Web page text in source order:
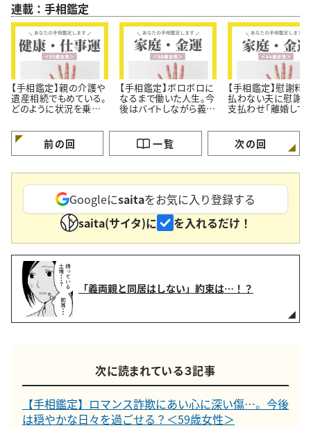
連載：手相鑑定
【手相鑑定】親の介護や
遺産相続でもめている。
どのように状況を乗り
女性＞
【手相鑑定】ボロボロに
なるまで働いた人生。今
後はバイトしながら義母
50歳女性＞
【手相鑑定】慰謝料
払わない夫に慰謝
支払わせ「離婚して
歳女性＞
前の回 一覧 次の回
Googleにsaitaをお気に入り登録する
saita(サイタ)に
を入れるだけ！
「義両親と同居はしない」約束は…！？
次に読まれている３記事
【手相鑑定】ロマンス詐欺にあい心に深い傷…。今後
は穏やかな日々を過ごせる？＜59歳女性＞